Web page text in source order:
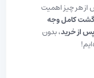
از هر چیز اهمیت
کامل وجه
، بدون